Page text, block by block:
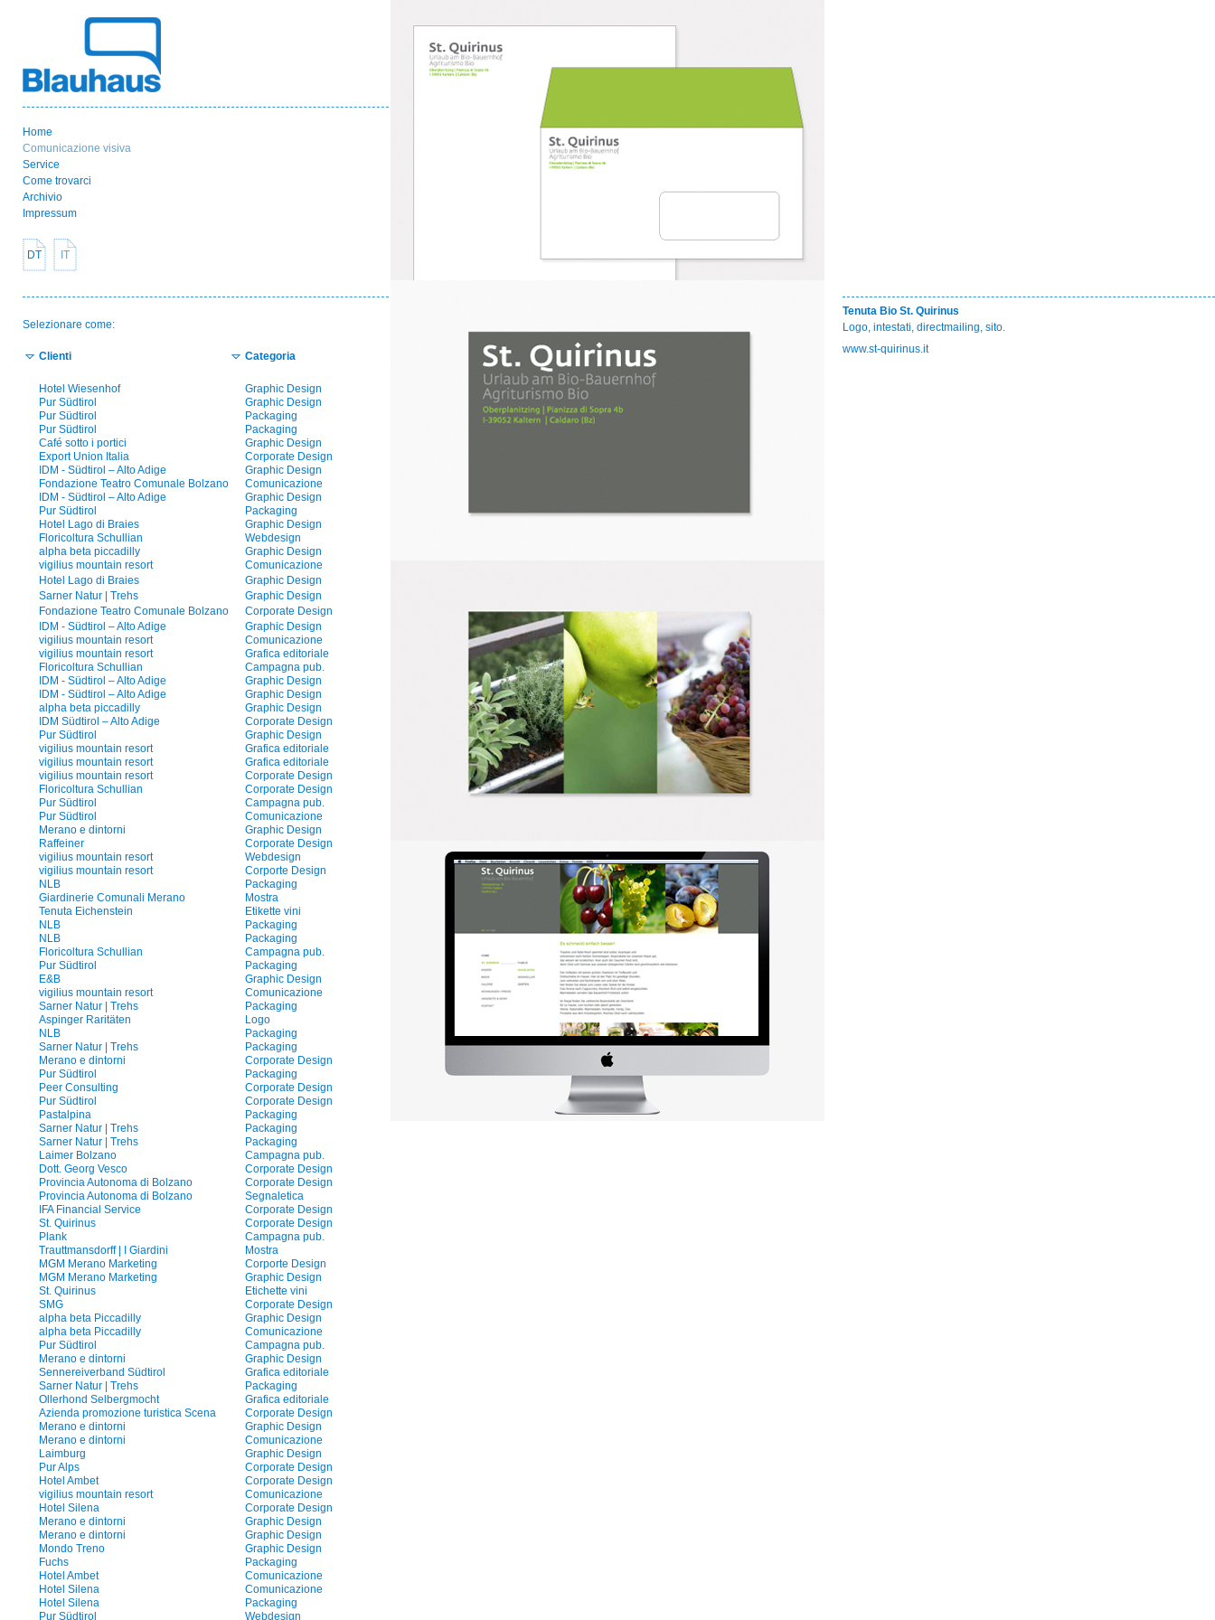
Home
Comunicazione visiva
Service
Come trovarci
Archivio
Impressum
DT IT
Selezionare come:
Clienti Categoria
Hotel Wiesenhof
Graphic Design
Pur Südtirol
Graphic Design
Pur Südtirol
Packaging
Pur Südtirol
Packaging
Café sotto i portici
Graphic Design
Export Union Italia
Corporate Design
IDM - Südtirol – Alto Adige
Graphic Design
Fondazione Teatro Comunale Bolzano
Comunicazione
IDM - Südtirol – Alto Adige
Graphic Design
Pur Südtirol
Packaging
Hotel Lago di Braies
Graphic Design
Floricoltura Schullian
Webdesign
alpha beta piccadilly
Graphic Design
vigilius mountain resort
Comunicazione
Hotel Lago di Braies
Graphic Design
Sarner Natur | Trehs
Graphic Design
Fondazione Teatro Comunale Bolzano
Corporate Design
IDM - Südtirol – Alto Adige
Graphic Design
vigilius mountain resort
Comunicazione
vigilius mountain resort
Grafica editoriale
Floricoltura Schullian
Campagna pub.
IDM - Südtirol – Alto Adige
Graphic Design
IDM - Südtirol – Alto Adige
Graphic Design
alpha beta piccadilly
Graphic Design
IDM Südtirol – Alto Adige
Corporate Design
Pur Südtirol
Graphic Design
vigilius mountain resort
Grafica editoriale
vigilius mountain resort
Grafica editoriale
vigilius mountain resort
Corporate Design
Floricoltura Schullian
Corporate Design
Pur Südtirol
Campagna pub.
Pur Südtirol
Comunicazione
Merano e dintorni
Graphic Design
Raffeiner
Corporate Design
vigilius mountain resort
Webdesign
vigilius mountain resort
Corporte Design
NLB
Packaging
Giardinerie Comunali Merano
Mostra
Tenuta Eichenstein
Etikette vini
NLB
Packaging
NLB
Packaging
Floricoltura Schullian
Campagna pub.
Pur Südtirol
Packaging
E&B
Graphic Design
vigilius mountain resort
Comunicazione
Sarner Natur | Trehs
Packaging
Aspinger Raritäten
Logo
NLB
Packaging
Sarner Natur | Trehs
Packaging
Merano e dintorni
Corporate Design
Pur Südtirol
Packaging
Peer Consulting
Corporate Design
Pur Südtirol
Corporate Design
Pastalpina
Packaging
Sarner Natur | Trehs
Packaging
Sarner Natur | Trehs
Packaging
Laimer Bolzano
Campagna pub.
Dott. Georg Vesco
Corporate Design
Provincia Autonoma di Bolzano
Corporate Design
Provincia Autonoma di Bolzano
Segnaletica
IFA Financial Service
Corporate Design
St. Quirinus
Corporate Design
Plank
Campagna pub.
Trauttmansdorff | I Giardini
Mostra
MGM Merano Marketing
Corporte Design
MGM Merano Marketing
Graphic Design
St. Quirinus
Etichette vini
SMG
Corporate Design
alpha beta Piccadilly
Graphic Design
alpha beta Piccadilly
Comunicazione
Pur Südtirol
Campagna pub.
Merano e dintorni
Graphic Design
Sennereiverband Südtirol
Grafica editoriale
Sarner Natur | Trehs
Packaging
Ollerhond Selbergmocht
Grafica editoriale
Azienda promozione turistica Scena
Corporate Design
Merano e dintorni
Graphic Design
Merano e dintorni
Comunicazione
Laimburg
Graphic Design
Pur Alps
Corporate Design
Hotel Ambet
Corporate Design
vigilius mountain resort
Comunicazione
Hotel Silena
Corporate Design
Merano e dintorni
Graphic Design
Merano e dintorni
Graphic Design
Mondo Treno
Graphic Design
Fuchs
Packaging
Hotel Ambet
Comunicazione
Hotel Silena
Comunicazione
Hotel Silena
Packaging
Pur Südtirol
Webdesign
Tenuta Bio St. Quirinus
Logo, intestati, directmailing, sito.
www.st-quirinus.it